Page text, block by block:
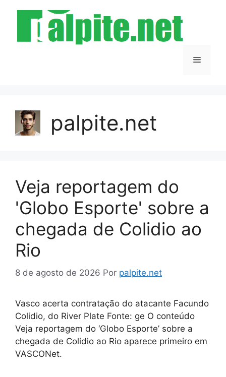
conteúdo
Menu
palpite.net
Veja reportagem do
'Globo Esporte' sobre a
chegada de Colidio ao
Rio
8 de agosto de 2026 Por palpite.net
Vasco acerta contratação do atacante Facundo
Colidio, do River Plate Fonte: ge O conteúdo
Veja reportagem do ‘Globo Esporte’ sobre a
chegada de Colidio ao Rio aparece primeiro em
VASCONet.